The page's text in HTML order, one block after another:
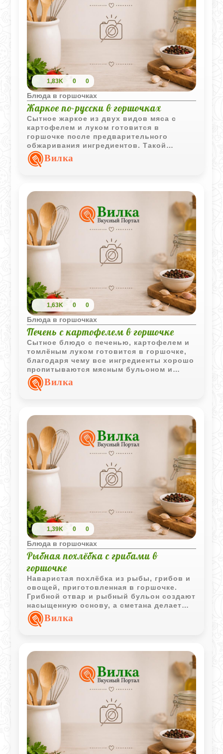
1,83K 0 0
Блюда в горшочках
Жаркое по-русски в горшочках
Сытное жаркое из двух видов мяса с
картофелем и луком готовится в
горшочке после предварительного
обжаривания ингредиентов. Такой
способ позволяет сохранить
насыщенный вкус и аромат домашнего
Вилка
1,63K 0 0
Блюда в горшочках
Печень с картофелем в горшочке
Сытное блюдо с печенью, картофелем и
томлёным луком готовится в горшочке,
благодаря чему все ингредиенты хорошо
пропитываются мясным бульоном и
сохраняют насыщенный вкус.
Вилка
1,39K 0 0
Блюда в горшочках
Рыбная похлёбка с грибами в
горшочке
Наваристая похлёбка из рыбы, грибов и
овощей, приготовленная в горшочке.
Грибной отвар и рыбный бульон создают
насыщенную основу, а сметана делает
вкус более мягким и гармоничным.
Вилка